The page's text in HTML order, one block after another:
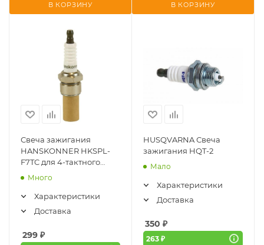
В КОРЗИНУ В КОРЗИНУ
Свеча зажигания
HANSKONNER HKSPL-
F7TC для 4-тактного
двигателя, M14*1,25,
Много
Характеристики
Доставка
299 ₽
HUSQVARNA Свеча
зажигания HQT-2
Мало
Характеристики
Доставка
350 ₽
263 ₽